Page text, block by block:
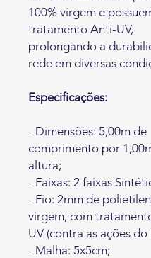
100% virgem e
tratamento Anti-UV,
prolongando a
rede em diversas
Especificações:
- Dimensões: 5,00m de
comprimento por
altura;
- Faixas: 2 faixas
- Fio: 2mm de
virgem, com
UV (contra as ações
- Malha: 5x5cm;